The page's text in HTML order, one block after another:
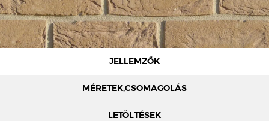
JELLEMZŐK
MÉRETEK,CSOMAGOLÁS
LETÖLTÉSEK